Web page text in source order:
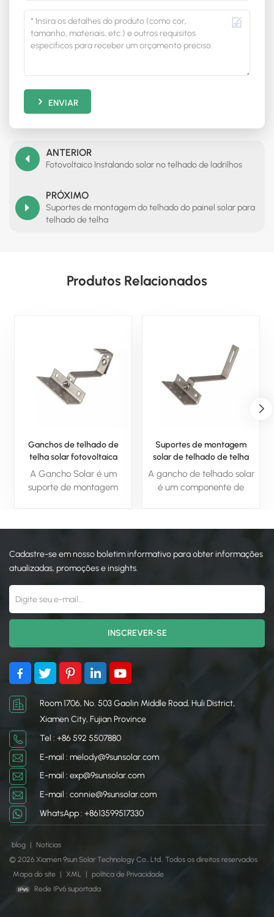
ENVIAR
ANTERIOR
Fotovoltaico Instalando solar no telhado de ladrilhos
PRÓXIMO
Suportes de montagem do telhado do painel solar para
telhado de telha
Produtos Relacionados
Ganchos de telhado de
telha solar fotovoltaica
ajustáveis para montagem
em telhado solar
A Gancho Solar é um
suporte de montagem
a vários tipos de telhado,
estabilidade adequados.
Desempenha um papel
desempenho e
durabilidade dos sistemas
de energia solar,
fornecendo uma estrutura
de suporte confiável e
resistente às intempéries.
Suportes de montagem
solar de telhado de telha
A gancho de telhado solar
é um componente de
painéis solares aos
estabilidade e
vários materiais de
cobertura e fornece uma
base durável e resistente
Cadastre-se em nosso boletim informativo para obter informações
atualizadas, promoções e insights.
Room 1706, No. 503 Gaolin Middle Road, Huli District,
Xiamen City, Fujian Province
Tel : +86 592 5507880
E-mail : melody@9sunsolar.com
E-mail : exp@9sunsolar.com
E-mail : connie@9sunsolar.com
WhatsApp : +8613599517330
blog | Notícias
© 2026 Xiamen 9sun Solar Technology Co., Ltd.. Todos os direitos reservados
Mapa do site | XML | política de Privacidade
Rede IPv6 suportada